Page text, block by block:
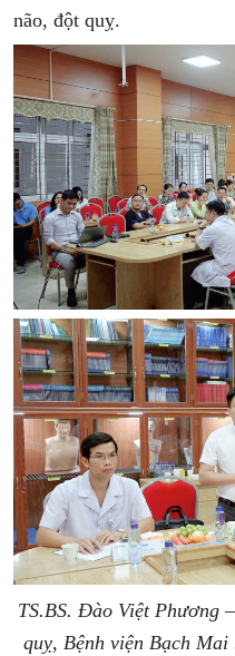
não, đột quỵ.
TS.BS. Đào Việt Phương
quỵ, Bệnh viện Bạch Mai